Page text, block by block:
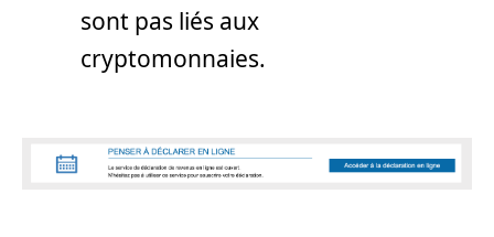
sont pas liés aux
cryptomonnaies.